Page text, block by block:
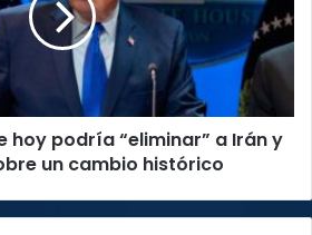
hoy podría “eliminar” a Irán y
un cambio histórico